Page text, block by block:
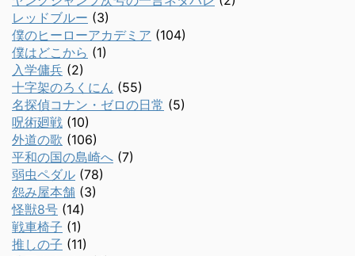
レッドブルー (3)
僕のヒーローアカデミア (104)
僕はどこから (1)
入学傭兵 (2)
十字架のろくにん (55)
名探偵コナン・ゼロの日常 (5)
呪術廻戦 (10)
外道の歌 (106)
平和の国の島崎へ (7)
弱虫ペダル (78)
怨み屋本舗 (3)
怪獣8号 (14)
戦車椅子 (1)
推しの子 (11)